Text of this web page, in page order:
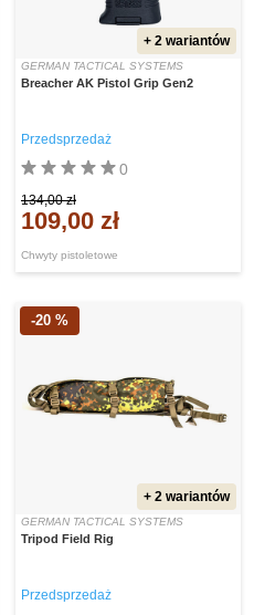
+ 2 wariantów
GERMAN TACTICAL SYSTEMS
Breacher AK Pistol Grip Gen2
Chwyty pistoletowe
0
Przedsprzedaż
134,00 zł
109,00 zł
-20 %
+ 2 wariantów
GERMAN TACTICAL SYSTEMS
Tripod Field Rig
Przedsprzedaż